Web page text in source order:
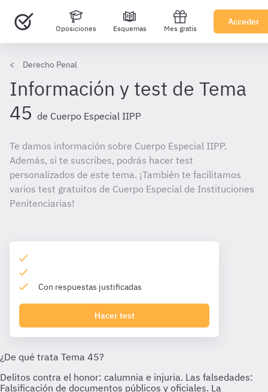
Oposiciones Esquemas Mes gratis
Acceder
Derecho Penal
Información y test de Tema
45 de Cuerpo Especial IIPP
Te damos información sobre Cuerpo Especial IIPP.
Además, si te suscribes, podrás hacer test
personalizados de este tema. ¡También te facilitamos
varios test gratuitos de Cuerpo Especial de Instituciones
Penitenciarias!
Con respuestas justificadas
Hacer test